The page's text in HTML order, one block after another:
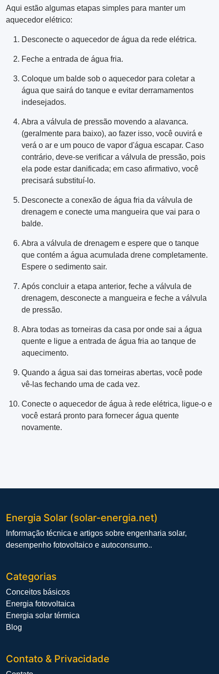
Aqui estão algumas etapas simples para manter um
aquecedor elétrico:
Desconecte o aquecedor de água da rede elétrica.
Feche a entrada de água fria.
Coloque um balde sob o aquecedor para coletar a
água que sairá do tanque e evitar derramamentos
indesejados.
Abra a válvula de pressão movendo a alavanca.
(geralmente para baixo), ao fazer isso, você ouvirá e
verá o ar e um pouco de vapor d'água escapar. Caso
contrário, deve-se verificar a válvula de pressão, pois
ela pode estar danificada; em caso afirmativo, você
precisará substituí-lo.
Desconecte a conexão de água fria da válvula de
drenagem e conecte uma mangueira que vai para o
balde.
Abra a válvula de drenagem e espere que o tanque
que contém a água acumulada drene completamente.
Espere o sedimento sair.
Após concluir a etapa anterior, feche a válvula de
drenagem, desconecte a mangueira e feche a válvula
de pressão.
Abra todas as torneiras da casa por onde sai a água
quente e ligue a entrada de água fria ao tanque de
aquecimento.
Quando a água sai das torneiras abertas, você pode
vê-las fechando uma de cada vez.
Conecte o aquecedor de água à rede elétrica, ligue-o e
você estará pronto para fornecer água quente
novamente.
Energia Solar (solar-energia.net)
Informação técnica e artigos sobre engenharia solar,
desempenho fotovoltaico e autoconsumo..
Categorias
Conceitos básicos
Energia fotovoltaica
Energia solar térmica
Blog
Contato & Privacidade